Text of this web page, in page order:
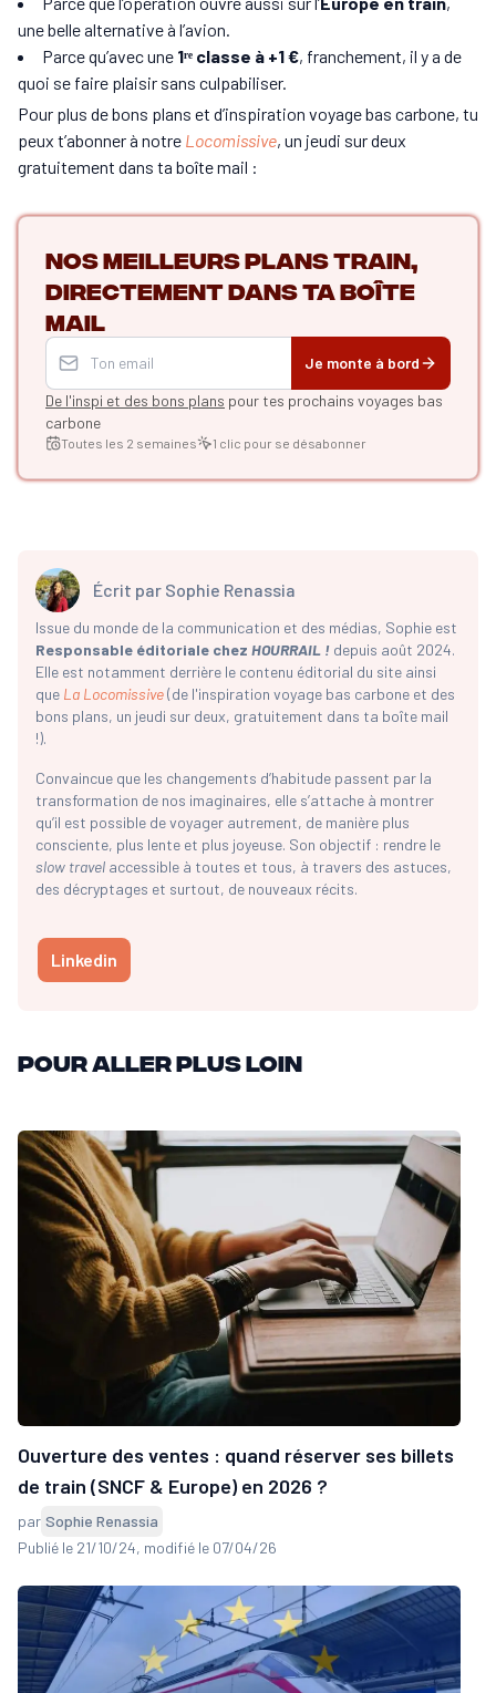
une belle alternative à l’avion.
Parce qu’avec une 1ʳᵉ classe à +1 €, franchement, il y a de
quoi se faire plaisir sans culpabiliser.
Pour plus de bons plans et d’inspiration voyage bas carbone, tu
peux t’abonner à notre Locomissive, un jeudi sur deux
gratuitement dans ta boîte mail :
Nos meilleurs plans train,
directement dans ta boîte
mail
Je monte à bord
De l'inspi et des bons plans pour tes prochains voyages bas
carbone
Toutes les 2 semaines 1 clic pour se désabonner
Écrit par Sophie Renassia
Issue du monde de la communication et des médias, Sophie est
Responsable éditoriale chez HOURRAIL ! depuis août 2024.
Elle est notamment derrière le contenu éditorial du site ainsi
que La Locomissive(de l'inspiration voyage bas carbone et des
bons plans, un jeudi sur deux, gratuitement dans ta boîte mail
!).
Convaincue que les changements d’habitude passent par la
transformation de nos imaginaires, elle s’attache à montrer
qu’il est possible de voyager autrement, de manière plus
consciente, plus lente et plus joyeuse. Son objectif : rendre le
slow travel accessible à toutes et tous, à travers des astuces,
des décryptages et surtout, de nouveaux récits.
Linkedin
Pour aller plus loin
Ouverture des ventes : quand réserver ses billets
de train (SNCF & Europe) en 2026 ?
par Sophie Renassia
Publié le 21/10/24, modifié le 07/04/26